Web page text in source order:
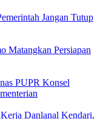
Jangan Tutup
Matangkan Persiapan
PUPR Konsel
Danlanal Kendari,